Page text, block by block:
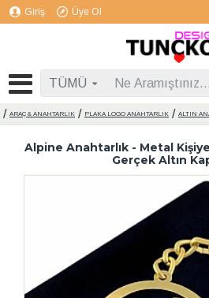
Giriş Üye Ol
TÜMÜ
ARAÇ & ANAHTARLIK PLAKA LOGO ANAHTARLIK ALTIN
Alpine Anahtarlık - Metal
Gerçek Altın